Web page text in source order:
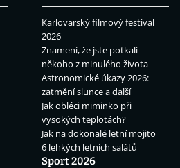
Karlovarský filmový festival
2026
Znamení, že jste potkali
někoho z minulého života
Astronomické úkazy 2026:
zatmění slunce a další
Jak obléci miminko při
vysokých teplotách?
Jak na dokonalé letní mojito
6 lehkých letních salátů
Sport 2026